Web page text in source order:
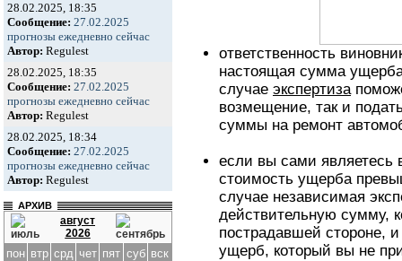
28.02.2025, 18:35
Сообщение: 27.02.2025
прогнозы ежедневно сейчас
Автор: Regulest
28.02.2025, 18:35
Сообщение: 27.02.2025
прогнозы ежедневно сейчас
Автор: Regulest
28.02.2025, 18:34
Сообщение: 27.02.2025
прогнозы ежедневно сейчас
Автор: Regulest
АРХИВ
август
2026
пон втр срд чет пят суб вск
ответственность
настоящая сумма
случае экспертиза
возмещение, так и
суммы на ремонт
если вы сами являетесь
стоимость ущерба
случае независимая
действительную сумму,
пострадавшей стороне,
ущерб, который вы не